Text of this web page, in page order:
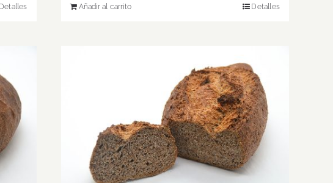
Detalles Añadir al carrito Detalles